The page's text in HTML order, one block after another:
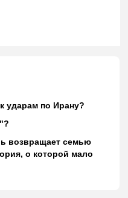
ударам по Ирану?
возвращает семью
о которой мало